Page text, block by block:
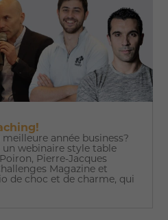
meilleure année business?
webinaire style table
Pierre-Jacques
Magazine et
de choc et de charme, qui